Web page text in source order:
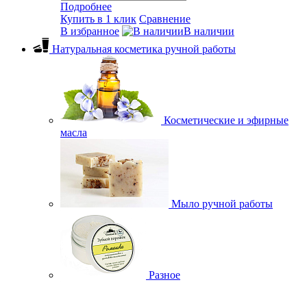
Подробнее
Купить в 1 клик Сравнение
В избранное
В наличии
Натуральная косметика ручной работы
Косметические и эфирные
масла
Мыло ручной работы
Разное